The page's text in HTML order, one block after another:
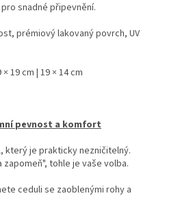
snadné připevnění.
prémiový lakovaný povrch, UV
× 19 cm | 19 × 14 cm
pevnost a komfort
který je prakticky nezničitelný.
tohle je vaše volba.
ceduli se zaoblenými rohy a